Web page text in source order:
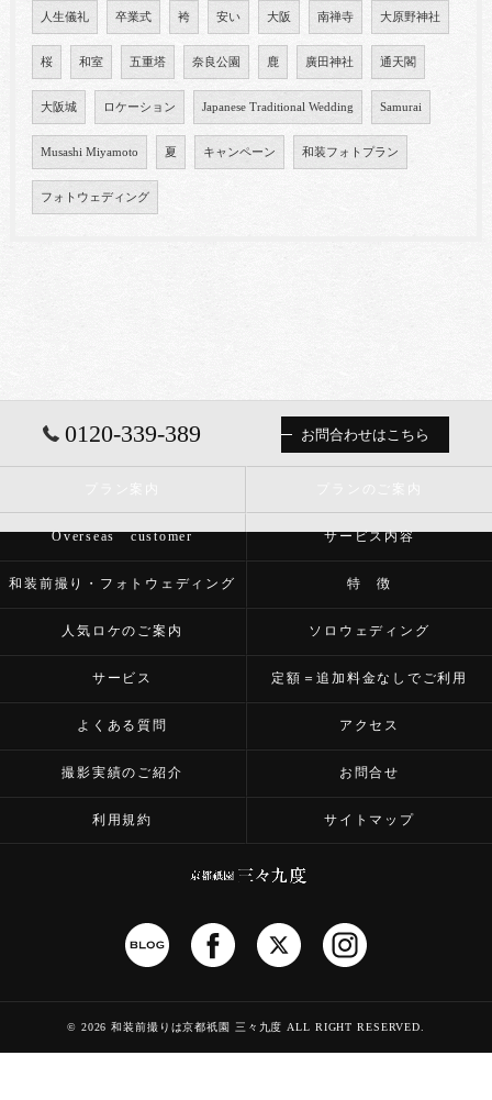
人生儀礼 卒業式 袴 安い 大阪 南禅寺 大原野神社
桜 和室 五重塔 奈良公園 鹿 廣田神社 通天閣
大阪城 ロケーション Japanese Traditional Wedding Samurai
Musashi Miyamoto 夏 キャンペーン 和装フォトプラン
フォトウェディング
0120-339-389 お問合わせはこちら
Overseas customer サービス内容
和装前撮り・フォトウェディング 特 徴
人気ロケのご案内 ソロウェディング
サービス 定額＝追加料金なしでご利用
よくある質問 アクセス
撮影実績のご紹介 お問合せ
利用規約 サイトマップ
© 2026 和装前撮りは京都祇園 三々九度 ALL RIGHT RESERVED.